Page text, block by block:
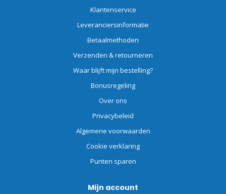
Klantenservice
Leveranciersinformatie
Betaalmethoden
Verzenden & retourneren
Waar blijft mijn bestelling?
Bonusregeling
Over ons
Privacybeleid
Algemene voorwaarden
Cookie verklaring
Punten sparen
Mijn account